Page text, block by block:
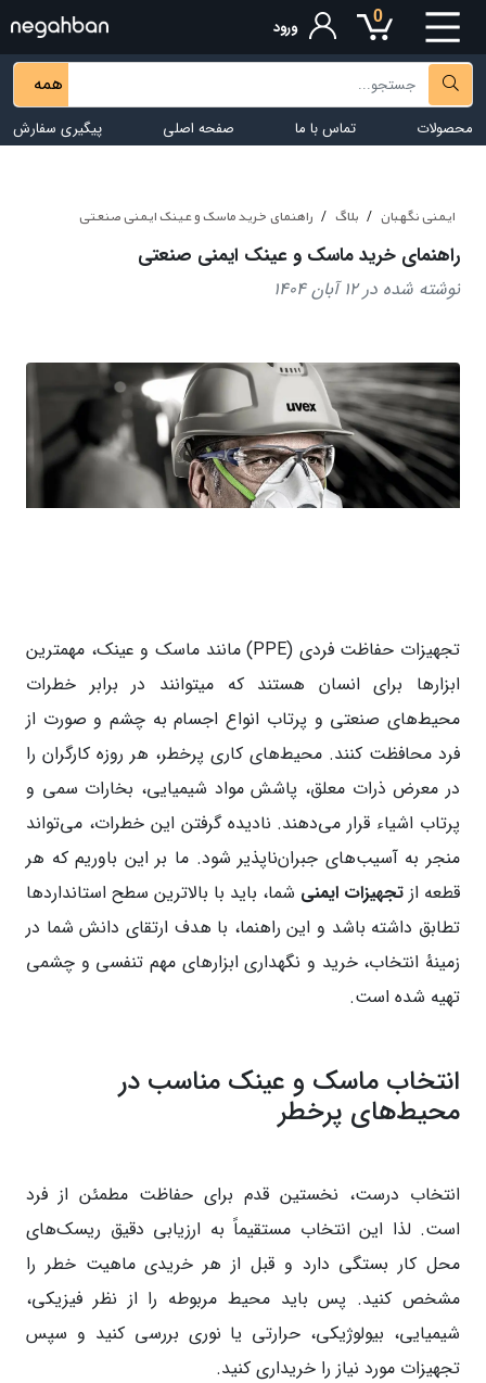
0 ورود
همه
محصولات تماس با ما صفحه اصلی پیگیری سفارش
ایمنی نگهبان بلاگ راهنمای خرید ماسک و عینک ایمنی صنعتی
راهنمای خرید ماسک و عینک ایمنی صنعتی
نوشته شده در 12 آبان 1404
تجهیزات حفاظت فردی (PPE) مانند ماسک و عینک، مهمترین
ابزارها برای انسان هستند که میتوانند در برابر خطرات
محیط‌های صنعتی و پرتاب انواع اجسام به چشم و صورت از
فرد محافظت کنند. محیط‌های کاری پرخطر، هر روزه کارگران را
در معرض ذرات معلق، پاشش مواد شیمیایی، بخارات سمی و
پرتاب اشیاء قرار می‌دهند. نادیده گرفتن این خطرات، می‌تواند
منجر به آسیب‌های جبران‌ناپذیر شود. ما بر این باوریم که هر
قطعه از تجهیزات ایمنی شما، باید با بالاترین سطح استانداردها
تطابق داشته باشد و این راهنما، با هدف ارتقای دانش شما در
زمینهٔ انتخاب، خرید و نگهداری ابزارهای مهم تنفسی و چشمی
تهیه شده است.
انتخاب ماسک و عینک مناسب در
محیط‌های پرخطر
انتخاب درست، نخستین قدم برای حفاظت مطمئن از فرد
است. لذا این انتخاب مستقیماً به ارزیابی دقیق ریسک‌های
محل کار بستگی دارد و قبل از هر خریدی ماهیت خطر را
مشخص کنید. پس باید محیط مربوطه را از نظر فیزیکی،
شیمیایی، بیولوژیکی، حرارتی یا نوری بررسی کنید و سپس
تجهیزات مورد نیاز را خریداری کنید.